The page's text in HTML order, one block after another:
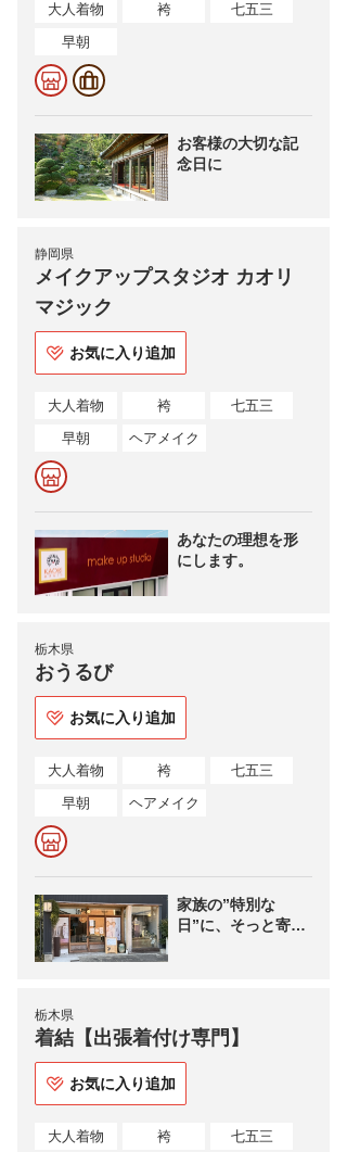
大人着物 袴
七五三
早朝
お客様の大切な記
念日に
静岡県
メイクアップスタジオ カオリ
マジック
お気に入り追加
大人着物 袴
七五三
早朝
ヘアメイク
あなたの理想を形
にします。
栃木県
おうるび
お気に入り追加
大人着物 袴
七五三
早朝
ヘアメイク
家族の”特別な
日”に、そっと寄り
栃木県
着結【出張着付け専門】
お気に入り追加
大人着物 袴 七五三